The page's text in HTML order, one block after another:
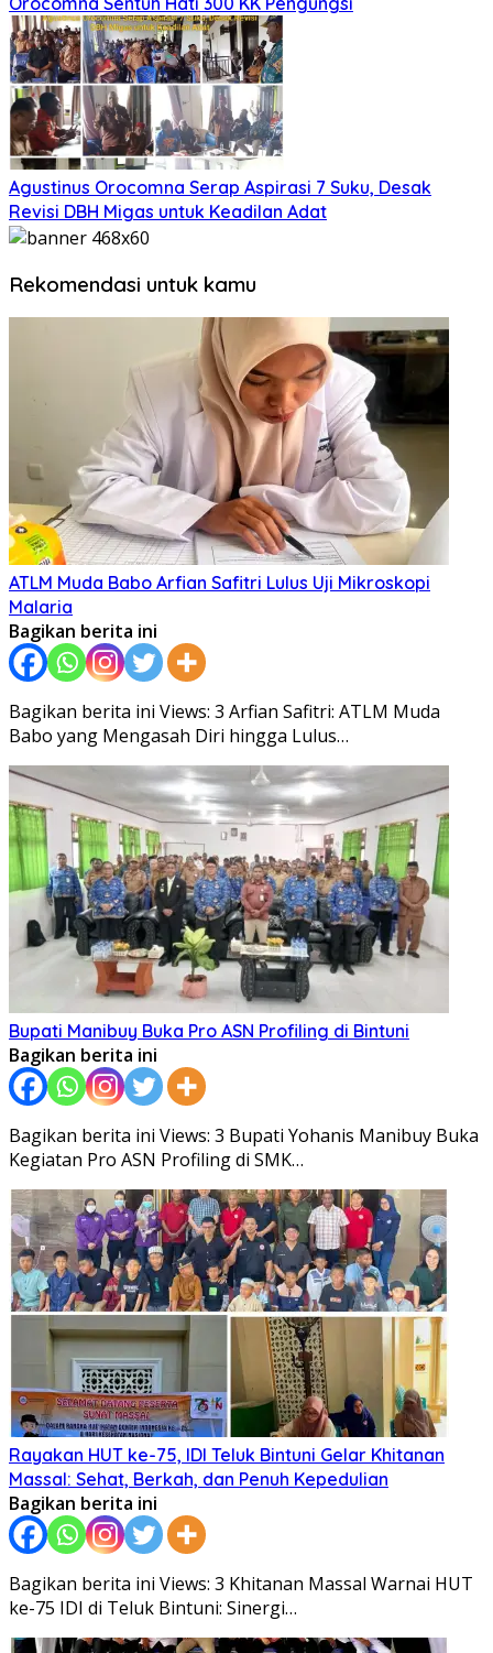
Agustinus Orocomna Serap Aspirasi 7 Suku, Desak
Revisi DBH Migas untuk Keadilan Adat
Rekomendasi untuk kamu
ATLM Muda Babo Arfian Safitri Lulus Uji Mikroskopi
Malaria
Bagikan berita ini
Bagikan berita ini Views: 3 Arfian Safitri: ATLM Muda
Babo yang Mengasah Diri hingga Lulus…
Bupati Manibuy Buka Pro ASN Profiling di Bintuni
Bagikan berita ini
Bagikan berita ini Views: 3 Bupati Yohanis Manibuy Buka
Kegiatan Pro ASN Profiling di SMK…
Rayakan HUT ke-75, IDI Teluk Bintuni Gelar Khitanan
Massal: Sehat, Berkah, dan Penuh Kepedulian
Bagikan berita ini
Bagikan berita ini Views: 3 Khitanan Massal Warnai HUT
ke-75 IDI di Teluk Bintuni: Sinergi…